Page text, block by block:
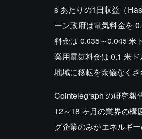
s あたりの1日収益（
ーン政府は電気料金を
料金は 0.035～0.045 米
業用電気料金は 0.1 米
地域に移転を余儀なくさ
Cointelegraph の研究報
12～18 ヶ月の業界の構
グ企業のみがエネルギ